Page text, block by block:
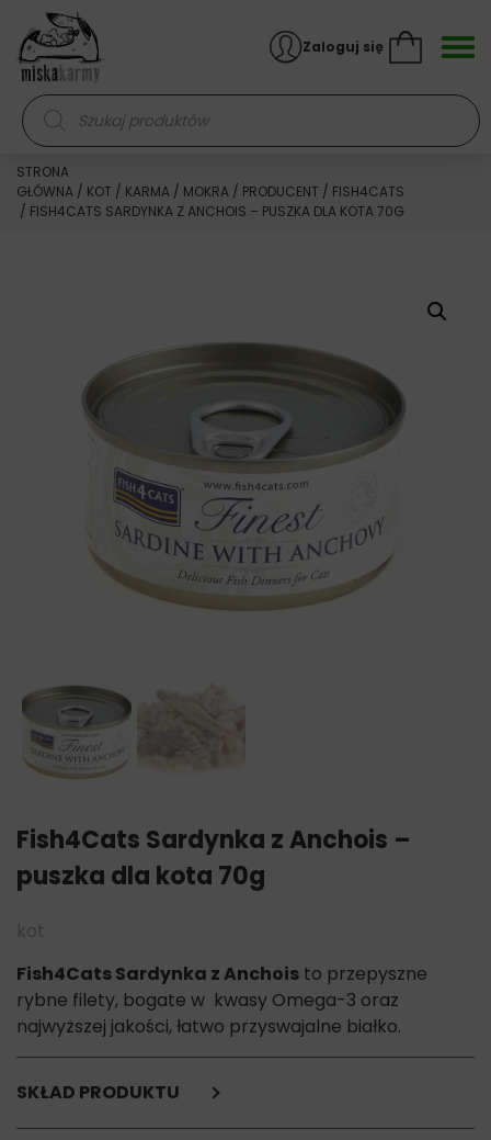
Skocz do treści
Wyszukiwarka produktów
Zaloguj się
STRONA
GŁÓWNA / KOT / KARMA / MOKRA / PRODUCENT / FISH4CATS
/ FISH4CATS SARDYNKA Z ANCHOIS – PUSZKA DLA KOTA 70G
Fish4Cats Sardynka z Anchois –
puszka dla kota 70g
kot
Fish4Cats Sardynka z Anchois to przepyszne
rybne filety, bogate w kwasy Omega-3 oraz
najwyższej jakości, łatwo przyswajalne białko.
SKŁAD PRODUKTU